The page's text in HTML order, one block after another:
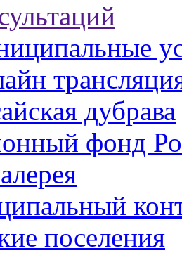
дубрава
фонд
поселения